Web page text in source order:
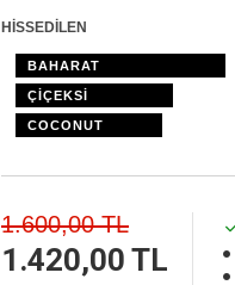
HİSSEDİLEN
BAHARAT
ÇİÇEKSİ
COCONUT
1.420,00 TL
1.600,00 TL